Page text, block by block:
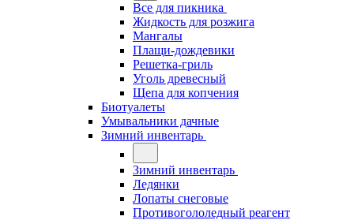
Все для пикника
Жидкость для розжига
Мангалы
Плащи-дождевики
Решетка-гриль
Уголь древесный
Щепа для копчения
Биотуалеты
Умывальники дачные
Зимний инвентарь
Зимний инвентарь
Ледянки
Лопаты снеговые
Противогололедный реагент